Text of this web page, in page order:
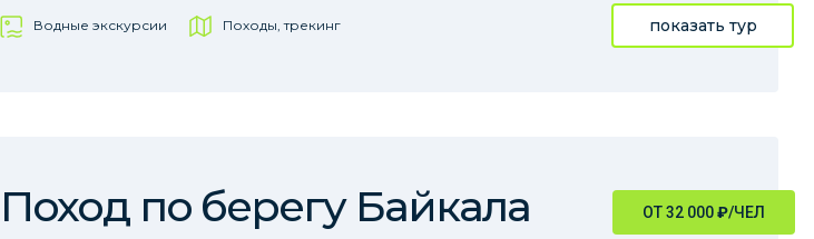
Водные экскурсии Походы, трекинг показать тур
ОТ 32 000₽/ЧЕЛ
Поход по берегу Байкала